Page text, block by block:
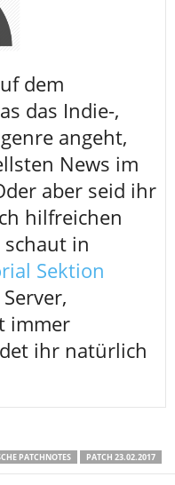
dem
das Indie-,
angeht,
News im
aber seid ihr
hilfreichen
in
Sektion
immer
ihr natürlich
PATCHNOTES PATCH 23.02.2017